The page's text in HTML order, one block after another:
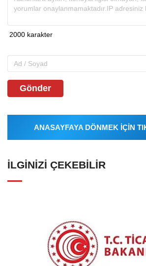
Gönder
ANASAYFAYA DÖNMEK İÇİN
İLGINIZI ÇEKEBILIR